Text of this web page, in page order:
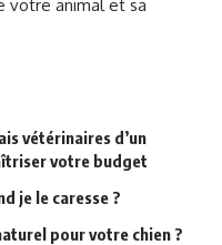
votre animal et sa
vétérinaires d’un
votre budget
je le caresse ?
pour votre chien ?